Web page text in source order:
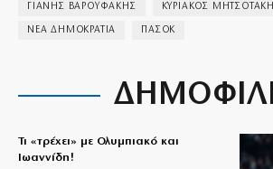
ΓΙΑΝΗΣ ΒΑΡΟΥΦΑΚΗΣ ΚΥΡΙΑΚΟΣ
ΝΕΑ ΔΗΜΟΚΡΑΤΙΑ ΠΑΣΟΚ
Τι «τρέχει» με Ολυμπιακό και
Ιωαννίδη!